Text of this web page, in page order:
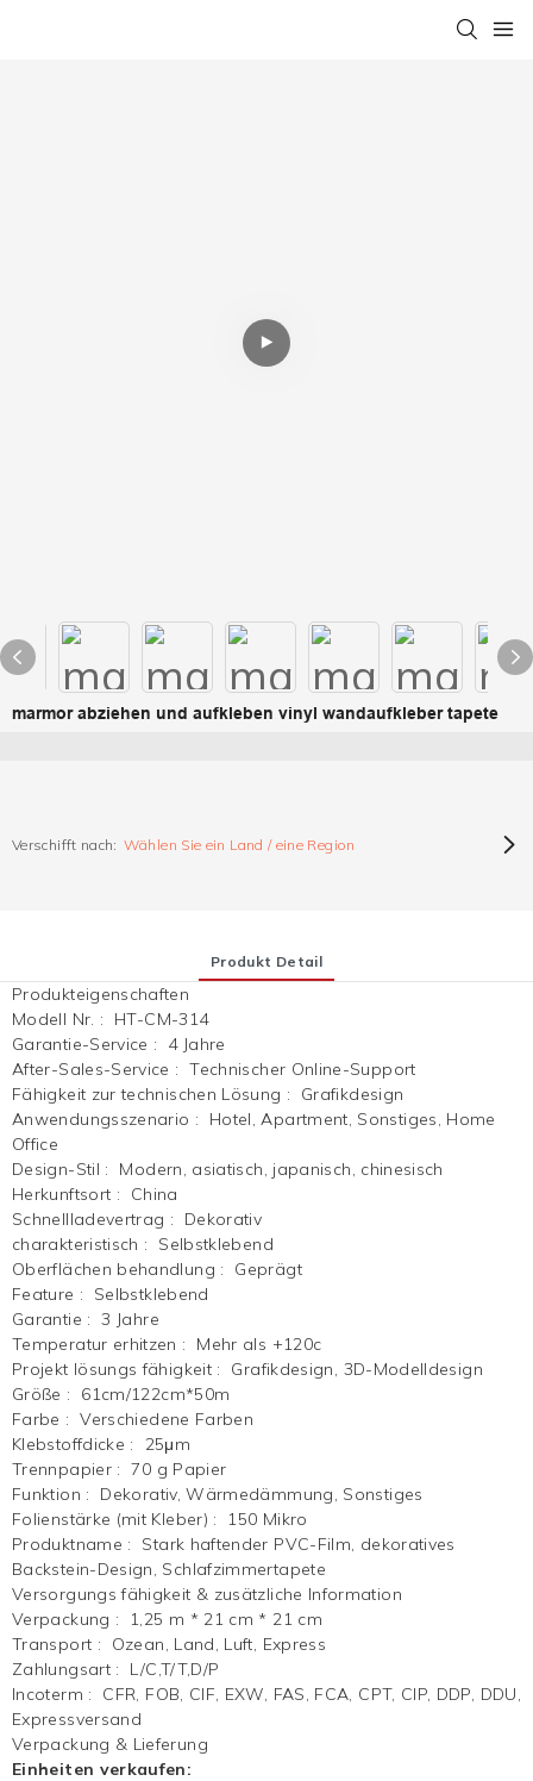
marmor abziehen und aufkleben vinyl wandaufkleber tapete
Verschifft nach: Wählen Sie ein Land / eine Region
Produkt Detail
Produkteigenschaften
Modell Nr. :
HT-CM-314
Garantie-Service :
4 Jahre
After-Sales-Service : Technischer Online-Support
Fähigkeit zur technischen Lösung :
Grafikdesign
Anwendungsszenario :
Hotel, Apartment, Sonstiges, Home
Office
Design-Stil :
Modern, asiatisch, japanisch, chinesisch
Herkunftsort :
China
Schnellladevertrag :
Dekorativ
charakteristisch :
Selbstklebend
Oberflächen behandlung :
Geprägt
Feature :
Selbstklebend
Garantie : 3 Jahre
Temperatur erhitzen :
Mehr als +120c
Projekt lösungs fähigkeit :
Grafikdesign, 3D-Modelldesign
Größe :
61cm/122cm*50m
Farbe : Verschiedene Farben
Klebstoffdicke :
25μm
Trennpapier : 70 g Papier
Funktion :
Dekorativ, Wärmedämmung, Sonstiges
Folienstärke (mit Kleber) :
150 Mikro
Produktname :
Stark haftender PVC-Film, dekoratives
Backstein-Design, Schlafzimmertapete
Versorgungs fähigkeit & zusätzliche Information
Verpackung :
1,25 m * 21 cm * 21 cm
Transport :
Ozean, Land, Luft, Express
Zahlungsart :
L/C,T/T,D/P
Incoterm :
CFR, FOB, CIF, EXW, FAS, FCA, CPT, CIP, DDP, DDU,
Expressversand
Verpackung & Lieferung
Einheiten verkaufen: